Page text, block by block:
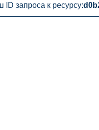
ID запроса к ресурсу: